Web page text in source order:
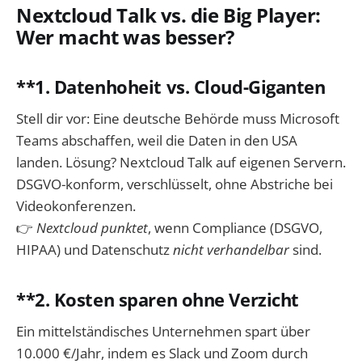
Nextcloud Talk vs. die Big Player:
Wer macht was besser?
**1. Datenhoheit vs. Cloud-Giganten
Stell dir vor: Eine deutsche Behörde muss Microsoft
Teams abschaffen, weil die Daten in den USA
landen. Lösung? Nextcloud Talk auf eigenen Servern.
DSGVO-konform, verschlüsselt, ohne Abstriche bei
Videokonferenzen.
👉 Nextcloud punktet, wenn Compliance (DSGVO,
HIPAA) und Datenschutznicht verhandelbarsind.
**2. Kosten sparen ohne Verzicht
Ein mittelständisches Unternehmen spart über
10.000 €/Jahr, indem es Slack und Zoom durch